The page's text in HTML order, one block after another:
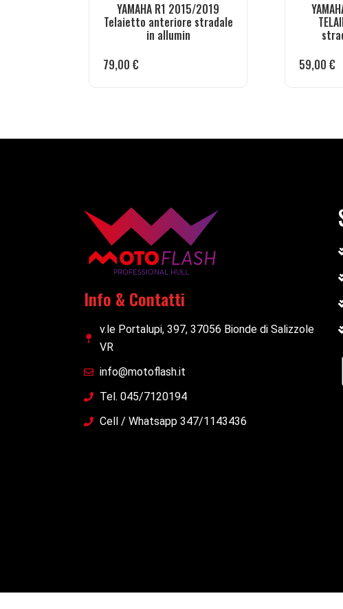
YAMAHA R1 2015/2019
Telaietto anteriore stradale
in allumin
79,00 €
59,00 €
Info & Contatti
v.le Portalupi, 397, 37056 Bionde di Salizzole
VR
info@motoflash.it
Tel. 045/7120194
Cell / Whatsapp 347/1143436